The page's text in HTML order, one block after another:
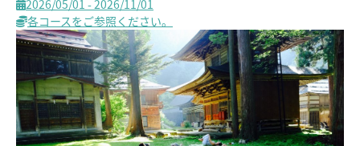
2026/05/01 - 2026/11/01
各コースをご参照ください。